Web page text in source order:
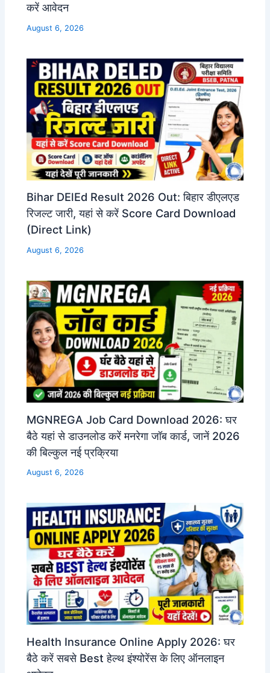
करें आवेदन
August 6, 2026
Bihar DElEd Result 2026 Out: बिहार डीएलएड
रिजल्ट जारी, यहां से करें Score Card Download
(Direct Link)
August 6, 2026
MGNREGA Job Card Download 2026: घर
बैठे यहां से डाउनलोड करें मनरेगा जॉब कार्ड, जानें 2026
की बिल्कुल नई प्रक्रिया
August 6, 2026
Health Insurance Online Apply 2026: घर
बैठे करें सबसे Best हेल्थ इंश्योरेंस के लिए ऑनलाइन